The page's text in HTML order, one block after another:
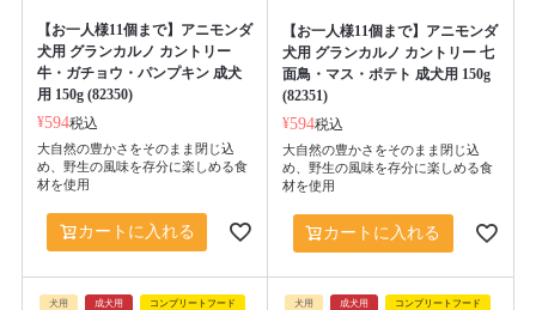
【お一人様11個まで】アニモンダ
犬用 グランカルノ カントリー
牛・ガチョウ・パンプキン 成犬
用 150g (82350)
¥594税込
大自然の豊かさをそのまま閉じ込
め、野生の風味を存分に楽しめる食
材を使用
カートに入れる
【お一人様11個まで】アニモンダ
犬用 グランカルノ カントリー 七
面鳥・マス・ポテト 成犬用 150g
(82351)
¥594税込
大自然の豊かさをそのまま閉じ込
め、野生の風味を存分に楽しめる食
材を使用
カートに入れる
犬用 成犬用 コンプリートフード 犬用 成犬用 コンプリートフード